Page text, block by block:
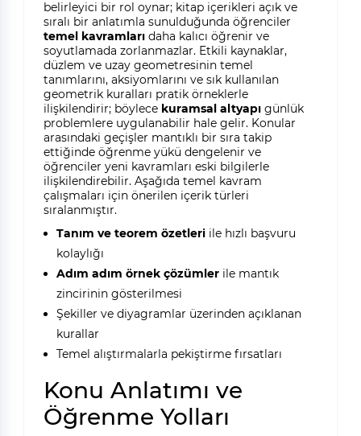
belirleyici bir rol oynar; kitap içerikleri açık ve
sıralı bir anlatımla sunulduğunda öğrenciler
temel kavramlarıdaha kalıcı öğrenir ve
soyutlamada zorlanmazlar. Etkili kaynaklar,
düzlem ve uzay geometresinin temel
tanımlarını, aksiyomlarını ve sık kullanılan
geometrik kuralları pratik örneklerle
ilişkilendirir; böylece kuramsal altyapıgünlük
problemlere uygulanabilir hale gelir. Konular
arasındaki geçişler mantıklı bir sıra takip
ettiğinde öğrenme yükü dengelenir ve
öğrenciler yeni kavramları eski bilgilerle
ilişkilendirebilir. Aşağıda temel kavram
çalışmaları için önerilen içerik türleri
sıralanmıştır.
Tanım ve teorem özetleriile hızlı başvuru
kolaylığı
Adım adım örnek çözümlerile mantık
zincirinin gösterilmesi
Şekiller ve diyagramlar üzerinden açıklanan
kurallar
Temel alıştırmalarla pekiştirme fırsatları
Konu Anlatımı ve
Öğrenme Yolları